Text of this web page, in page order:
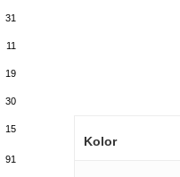
31
11
19
30
15
91
Kolor